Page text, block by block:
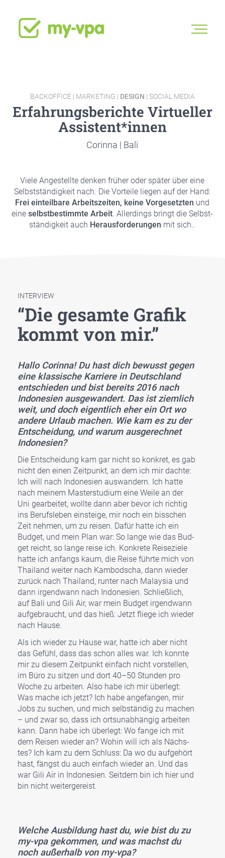
BACKOFFICE| MARKETING | DESIGN | SOCIAL MEDIA
Erfah­rungs­be­rich­te Vir­tu­el­ler
Assistent*innen
Corin­na | Bali
Vie­le Ange­stell­te den­ken frü­her oder spä­ter über eine
Selbst­stän­dig­keit nach. Die Vor­tei­le lie­gen auf der Hand:
Frei ein­teil­ba­re Arbeits­zei­ten, kei­ne Vor­ge­setz­ten und
eineselbst­be­stimm­te Arbeit. Aller­dings bringt die Selbst­
stän­dig­keit auch Her­aus­for­de­run­gen mit sich..
INTERVIEW
“Die gesam­te Gra­fik
kommt von mir.”
Hal­lo Corin­na! Du hast dich bewusst gegen
eine klas­si­sche Kar­rie­re in Deutsch­land
ent­schie­den und bist bereits 2016 nach
Indo­ne­si­en aus­ge­wan­dert. Das ist ziem­lich
weit, und doch eigent­lich eher ein Ort wo
ande­re Urlaub machen. Wie kam es zu der
Ent­schei­dung, und war­um aus­ge­rech­net
Indo­ne­si­en?
Die Ent­schei­dung kam gar nicht so kon­kret, es gab
nicht den einen Zeit­punkt, an dem ich mir dach­te:
Ich will nach Indo­ne­si­en aus­wan­dern. Ich hat­te
nach mei­nem Mas­ter­stu­di­um eine Wei­le an der
Uni gear­bei­tet, woll­te dann aber bevor ich rich­tig
ins Berufs­le­ben ein­stei­ge, mir noch ein biss­chen
Zeit neh­men, um zu rei­sen. Dafür hat­te ich ein
Bud­get, und mein Plan war: So lan­ge wie das Bud­
get reicht, so lan­ge rei­se ich. Kon­kre­te Rei­se­zie­le
hat­te ich anfangs kaum, die Rei­se führ­te mich von
Thai­land weiter nach Kam­bo­dscha, dann wie­der
zurück nach Thai­land, run­ter nach Malay­sia und
dann irgend­wann nach Indo­ne­si­en. Schließ­lich,
auf Bali und Gili Air, war mein Bud­get irgend­wann
auf­ge­braucht, und das hieß: Jetzt flie­ge ich wie­der
nach Hau­se.
Als ich wie­der zu Hau­se war, hat­te ich aber nicht
das Gefühl, dass das schon alles war. Ich konn­te
mir zu die­sem Zeit­punkt ein­fach nicht vor­stel­len,
im Büro zu sit­zen und dort 40–50 Stun­den pro
Woche zu arbei­ten. Also habe ich mir über­legt:
Was mache ich jetzt? Ich habe ange­fan­gen, mir
Jobs zu suchen, und mich selb­stän­dig zu machen
– und zwar so, dass ich orts­un­ab­hän­gig arbei­ten
kann. Dann habe ich über­legt: Wo fan­ge ich mit
dem Rei­sen wie­der an? Wohin will ich als Nächs­
tes? Ich kam zu dem Schluss: Da wo du auf­ge­hört
hast, fängst du auch ein­fach wie­der an. Und das
war Gili Air in Indo­ne­si­en. Seit­dem bin ich hier und
bin nicht wei­ter­ge­reist.
Wel­che Aus­bil­dung hast du, wie bist du zu
my-vpa gekom­men, und was machst du
noch außer­halb von my-vpa?